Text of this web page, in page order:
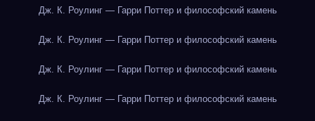
Дж. К. Роулинг — Гарри Поттер и философский камень
Дж. К. Роулинг — Гарри Поттер и философский камень
Дж. К. Роулинг — Гарри Поттер и философский камень
Дж. К. Роулинг — Гарри Поттер и философский камень